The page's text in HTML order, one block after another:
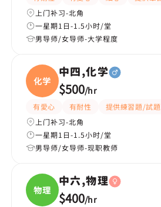
上门补习-北角
一星期1日-1.5小时/堂
男导师/女导师-大学程度
化学
中四,化学
$500/hr
有愛心 有耐性 提供練習題/試題
上门补习-北角
一星期1日-1.5小时/堂
男导师/女导师-现职教师
物理
中六,物理
$400/hr